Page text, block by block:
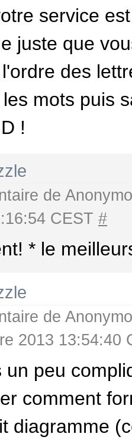
service
juste que
des
mots puis
!
de
CEST #
* le
de
2013 13:54:40
un peu
comment
diagramme